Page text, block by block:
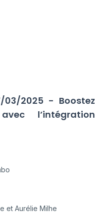
2025 - Boostez
l’intégration
et Aurélie Milhe